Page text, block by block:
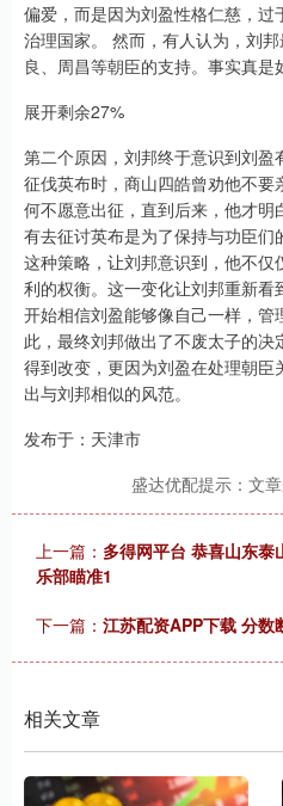
偏爱，而是因为刘盈性格仁慈，
治理国家。 然而，有人认为，刘
良、周昌等朝臣的支持。事实真是
展开剩余27%
第二个原因，刘邦终于意识到刘
征伐英布时，商山四皓曾劝他不
何不愿意出征，直到后来，他才
有去征讨英布是为了保持与功臣
这种策略，让刘邦意识到，他不
利的权衡。这一变化让刘邦重新
开始相信刘盈能够像自己一样，
此，最终刘邦做出了不废太子的
得到改变，更因为刘盈在处理朝
出与刘邦相似的风范。
发布于：天津市
盛达优配提示：文
上一篇： 多得网平台 恭喜山东
乐部瞄准1
下一篇： 江苏配资APP下载 分数
相关文章